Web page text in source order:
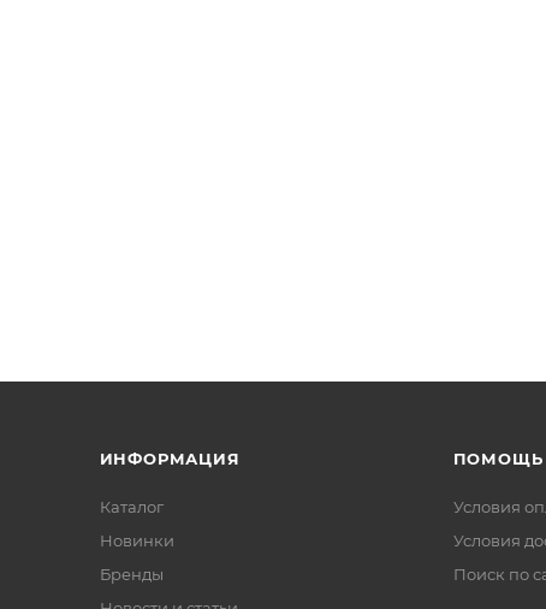
ИНФОРМАЦИЯ
Каталог
Новинки
Бренды
ПОМОЩЬ
Условия
Условия
Поиск по